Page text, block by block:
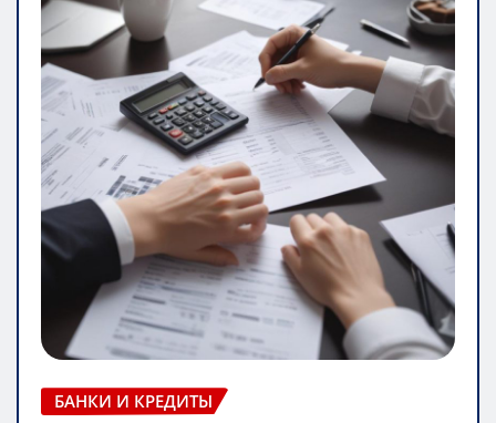
БАНКИ И КРЕДИТЫ